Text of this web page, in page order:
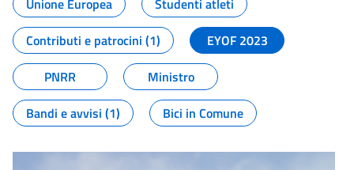
Unione Europea
Studenti atleti
Contributi e patrocini (1)
EYOF 2023
PNRR
Ministro
Bandi e avvisi (1)
Bici in Comune